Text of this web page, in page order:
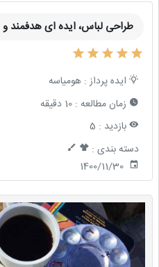
مجله هومیاسه
طراحی لباس، ایده ای هدفمند و
ایده پرداز :هومیاسه
زمان مطالعه :10 دقیقه
بازدید : 5
دسته بندی :
1400/11/30